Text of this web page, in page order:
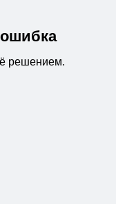
решением.